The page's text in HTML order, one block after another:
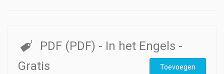
PDF (PDF) - In het Engels -
Gratis
Toevoegen